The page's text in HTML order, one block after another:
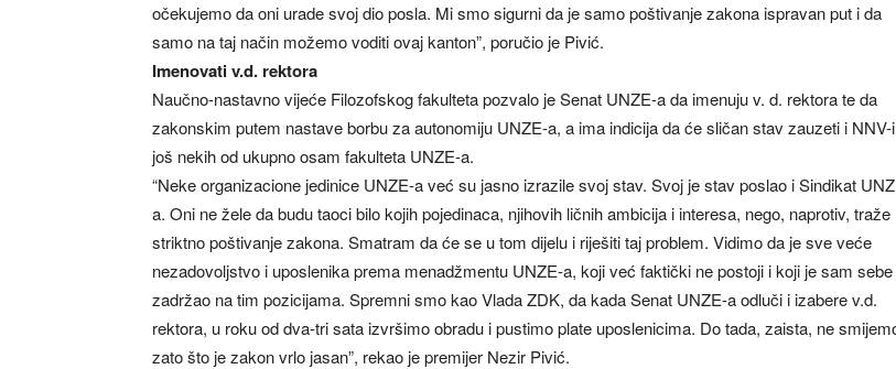
očekujemo da oni urade svoj dio posla. Mi smo sigurni da je samo poštivanje zakona ispravan put i da
samo na taj način možemo voditi ovaj kanton”, poručio je Pivić.
Imenovati v.d. rektora
Naučno-nastavno vijeće Filozofskog fakulteta pozvalo je Senat UNZE-a da imenuju v. d. rektora te da
zakonskim putem nastave borbu za autonomiju UNZE-a, a ima indicija da će sličan stav zauzeti i NNV-i
još nekih od ukupno osam fakulteta UNZE-a.
“Neke organizacione jedinice UNZE-a već su jasno izrazile svoj stav. Svoj je stav poslao i Sindikat
a. Oni ne žele da budu taoci bilo kojih pojedinaca, njihovih ličnih ambicija i interesa, nego, naprotiv, traže
striktno poštivanje zakona. Smatram da će se u tom dijelu i riješiti taj problem. Vidimo da je sve veće
nezadovoljstvo i uposlenika prema menadžmentu UNZE-a, koji već faktički ne postoji i koji je sam sebe
zadržao na tim pozicijama. Spremni smo kao Vlada ZDK, da kada Senat UNZE-a odluči i izabere v.d.
rektora, u roku od dva-tri sata izvršimo obradu i pustimo plate uposlenicima. Do tada, zaista, ne
zato što je zakon vrlo jasan”, rekao je premijer Nezir Pivić.